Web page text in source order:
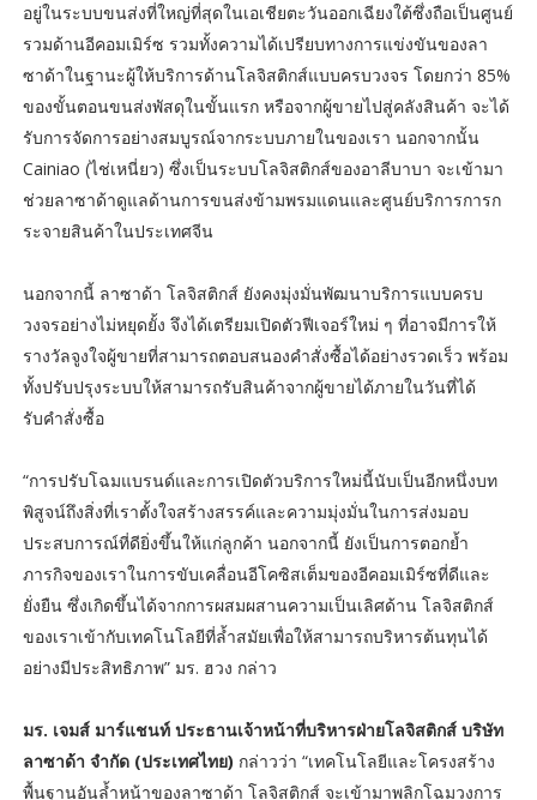
อยู่ในระบบขนส่งที่ใหญ่ที่สุดในเอเชียตะวันออกเฉียงใต้ซึ่งถือเป็นศูนย์
รวมด้านอีคอมเมิร์ซ รวมทั้งความได้เปรียบทางการแข่งขันของลา
ซาด้าในฐานะผู้ให้บริการด้านโลจิสติกส์แบบครบวงจร โดยกว่า 85%
ของขั้นตอนขนส่งพัสดุในขั้นแรก หรือจากผู้ขายไปสู่คลังสินค้า จะได้
รับการจัดการอย่างสมบูรณ์จากระบบภายในของเรา นอกจากนั้น
Cainiao (ไช่เหนี่ยว) ซึ่งเป็นระบบโลจิสติกส์ของอาลีบาบา จะเข้ามา
ช่วยลาซาด้าดูแลด้านการขนส่งข้ามพรมแดนและศูนย์บริการการก
ระจายสินค้าในประเทศจีน
นอกจากนี้ ลาซาด้า โลจิสติกส์ ยังคงมุ่งมั่นพัฒนาบริการแบบครบ
วงจรอย่างไม่หยุดยั้ง จึงได้เตรียมเปิดตัวฟีเจอร์ใหม่ ๆ ที่อาจมีการให้
รางวัลจูงใจผู้ขายที่สามารถตอบสนองคำสั่งซื้อได้อย่างรวดเร็ว พร้อม
ทั้งปรับปรุงระบบให้สามารถรับสินค้าจากผู้ขายได้ภายในวันที่ได้
รับคำสั่งซื้อ
“การปรับโฉมแบรนด์และการเปิดตัวบริการใหม่นี้นับเป็นอีกหนึ่งบท
พิสูจน์ถึงสิ่งที่เราตั้งใจสร้างสรรค์และความมุ่งมั่นในการส่งมอบ
ประสบการณ์ที่ดียิ่งขึ้นให้แก่ลูกค้า นอกจากนี้ ยังเป็นการตอกย้ำ
ภารกิจของเราในการขับเคลื่อนอีโคซิสเต็มของอีคอมเมิร์ซที่ดีและ
ยั่งยืน ซึ่งเกิดขึ้นได้จากการผสมผสานความเป็นเลิศด้าน โลจิสติกส์
ของเราเข้ากับเทคโนโลยีที่ล้ำสมัยเพื่อให้สามารถบริหารต้นทุนได้
อย่างมีประสิทธิภาพ” มร. ฮวง กล่าว
มร. เจมส์ มาร์แชนท์ ประธานเจ้าหน้าที่บริหารฝ่ายโลจิสติกส์ บริษัท
ลาซาด้า จำกัด (ประเทศไทย) กล่าวว่า “เทคโนโลยีและโครงสร้าง
พื้นฐานอันล้ำหน้าของลาซาด้า โลจิสติกส์ จะเข้ามาพลิกโฉมวงการ